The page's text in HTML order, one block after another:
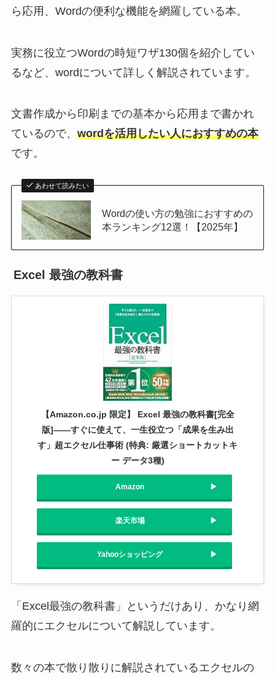
ら応用、Wordの便利な機能を網羅している本。
実務に役立つWordの時短ワザ130個を紹介してい
るなど、wordについて詳しく解説されています。
文書作成から印刷までの基本から応用まで書かれ
ているので、 wordを活用したい人におすすめの本
です。
あわせて読みたい
Wordの使い方の勉強におすすめの
本ランキング12選！【2025年】
Excel 最強の教科書
【Amazon.co.jp 限定】 Excel 最強の教科書[完全
版]――すぐに使えて、一生役立つ「成果を生み出
す」超エクセル仕事術 (特典: 厳選ショートカットキ
ー データ3種)
Amazon
楽天市場
Yahooショッピング
「Excel最強の教科書」というだけあり、かなり網
羅的にエクセルについて解説しています。
数々の本で散り散りに解説されているエクセルの